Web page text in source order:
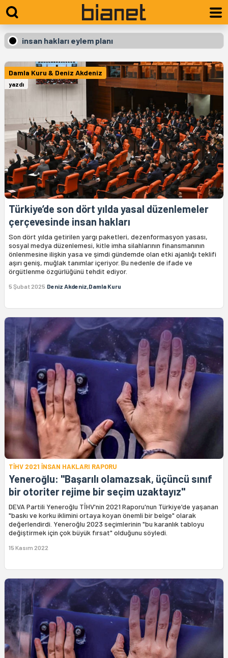
insan hakları eylem planı
Damla Kuru & Deniz Akdeniz
yazdı
Türkiye’de son dört yılda yasal düzenlemeler
çerçevesinde insan hakları
Son dört yılda getirilen yargı paketleri, dezenformasyon yasası,
sosyal medya düzenlemesi, kitle imha silahlarının finansmanının
önlenmesine ilişkin yasa ve şimdi gündemde olan etki ajanlığı teklifi
aşırı geniş, muğlak tanımlar içeriyor. Bu nedenle de ifade ve
örgütlenme özgürlüğünü tehdit ediyor.
5 Şubat 2025 Deniz Akdeniz,Damla Kuru
TİHV 2021 İNSAN HAKLARI RAPORU
Yeneroğlu: "Başarılı olamazsak, üçüncü sınıf
bir otoriter rejime bir seçim uzaktayız"
DEVA Partili Yeneroğlu TİHV'nin 2021 Raporu'nun Türkiye'de yaşanan
"baskı ve korku iklimini ortaya koyan önemli bir belge" olarak
değerlendirdi. Yeneroğlu 2023 seçimlerinin "bu karanlık tabloyu
değiştirmek için çok büyük fırsat" olduğunu söyledi.
15 Kasım 2022